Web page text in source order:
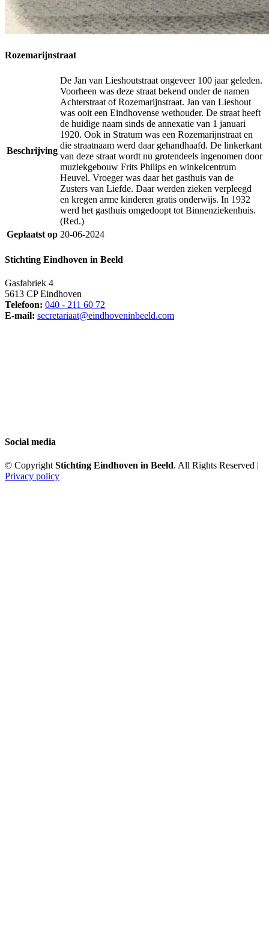
Rozemarijnstraat
Beschrijving
De Jan van Lieshoutstraat ongeveer 100 jaar geleden.
Voorheen was deze straat bekend onder de namen
Achterstraat of Rozemarijnstraat. Jan van Lieshout
was ooit een Eindhovense wethouder. De straat heeft
de huidige naam sinds de annexatie van 1 januari
1920. Ook in Stratum was een Rozemarijnstraat en
die straatnaam werd daar gehandhaafd. De linkerkant
van deze straat wordt nu grotendeels ingenomen door
muziekgebouw Frits Philips en winkelcentrum
Heuvel. Vroeger was daar het gasthuis van de
Zusters van Liefde. Daar werden zieken verpleegd
en kregen arme kinderen gratis onderwijs. In 1932
werd het gasthuis omgedoopt tot Binnenziekenhuis.
(Red.)
Geplaatst op 20-06-2024
Stichting Eindhoven in Beeld
Gasfabriek 4
5613 CP Eindhoven
Telefoon: 040 - 211 60 72
E-mail: secretariaat@eindhoveninbeeld.com
Social media
© Copyright Stichting Eindhoven in Beeld. All Rights Reserved |
Privacy policy